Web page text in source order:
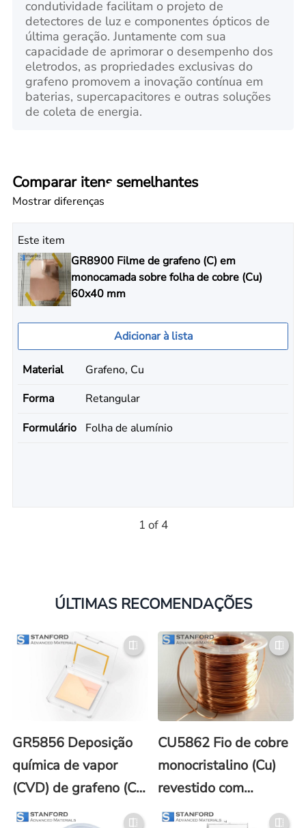
condutividade facilitam o projeto de
detectores de luz e componentes ópticos de
última geração. Juntamente com sua
capacidade de aprimorar o desempenho dos
eletrodos, as propriedades exclusivas do
grafeno promovem a inovação contínua em
baterias, supercapacitores e outras soluções
de coleta de energia.
Comparar itens semelhantes
Mostrar diferenças
Este item
GR8900 Filme de grafeno (C) em
monocamada sobre folha de cobre (Cu)
60x40 mm
Adicionar à lista
Material
Grafeno, Cu
Forma
Retangular
Formulário
Folha de alumínio
1 of 4
ÚLTIMAS RECOMENDAÇÕES
GR5856 Deposição
química de vapor
(CVD) de grafeno (C)
em cobre (revestido
CU5862 Fio de cobre
monocristalino (Cu)
revestido com
grafeno (C)